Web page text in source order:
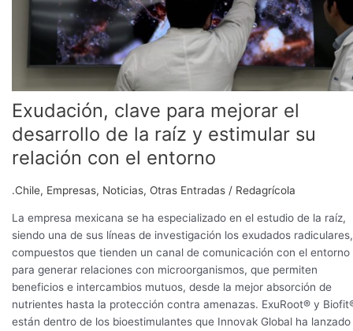
Exudación, clave para mejorar el
desarrollo de la raíz y estimular su
relación con el entorno
.Chile, Empresas, Noticias, Otras Entradas / Redagrícola
La empresa mexicana se ha especializado en el estudio de la raíz,
siendo una de sus líneas de investigación los exudados radiculares,
compuestos que tienden un canal de comunicación con el entorno
para generar relaciones con microorganismos, que permiten
beneficios e intercambios mutuos, desde la mejor absorción de
nutrientes hasta la protección contra amenazas. ExuRoot® y
están dentro de los bioestimulantes que Innovak Global ha lanzado
su
relación
con
el
entorno